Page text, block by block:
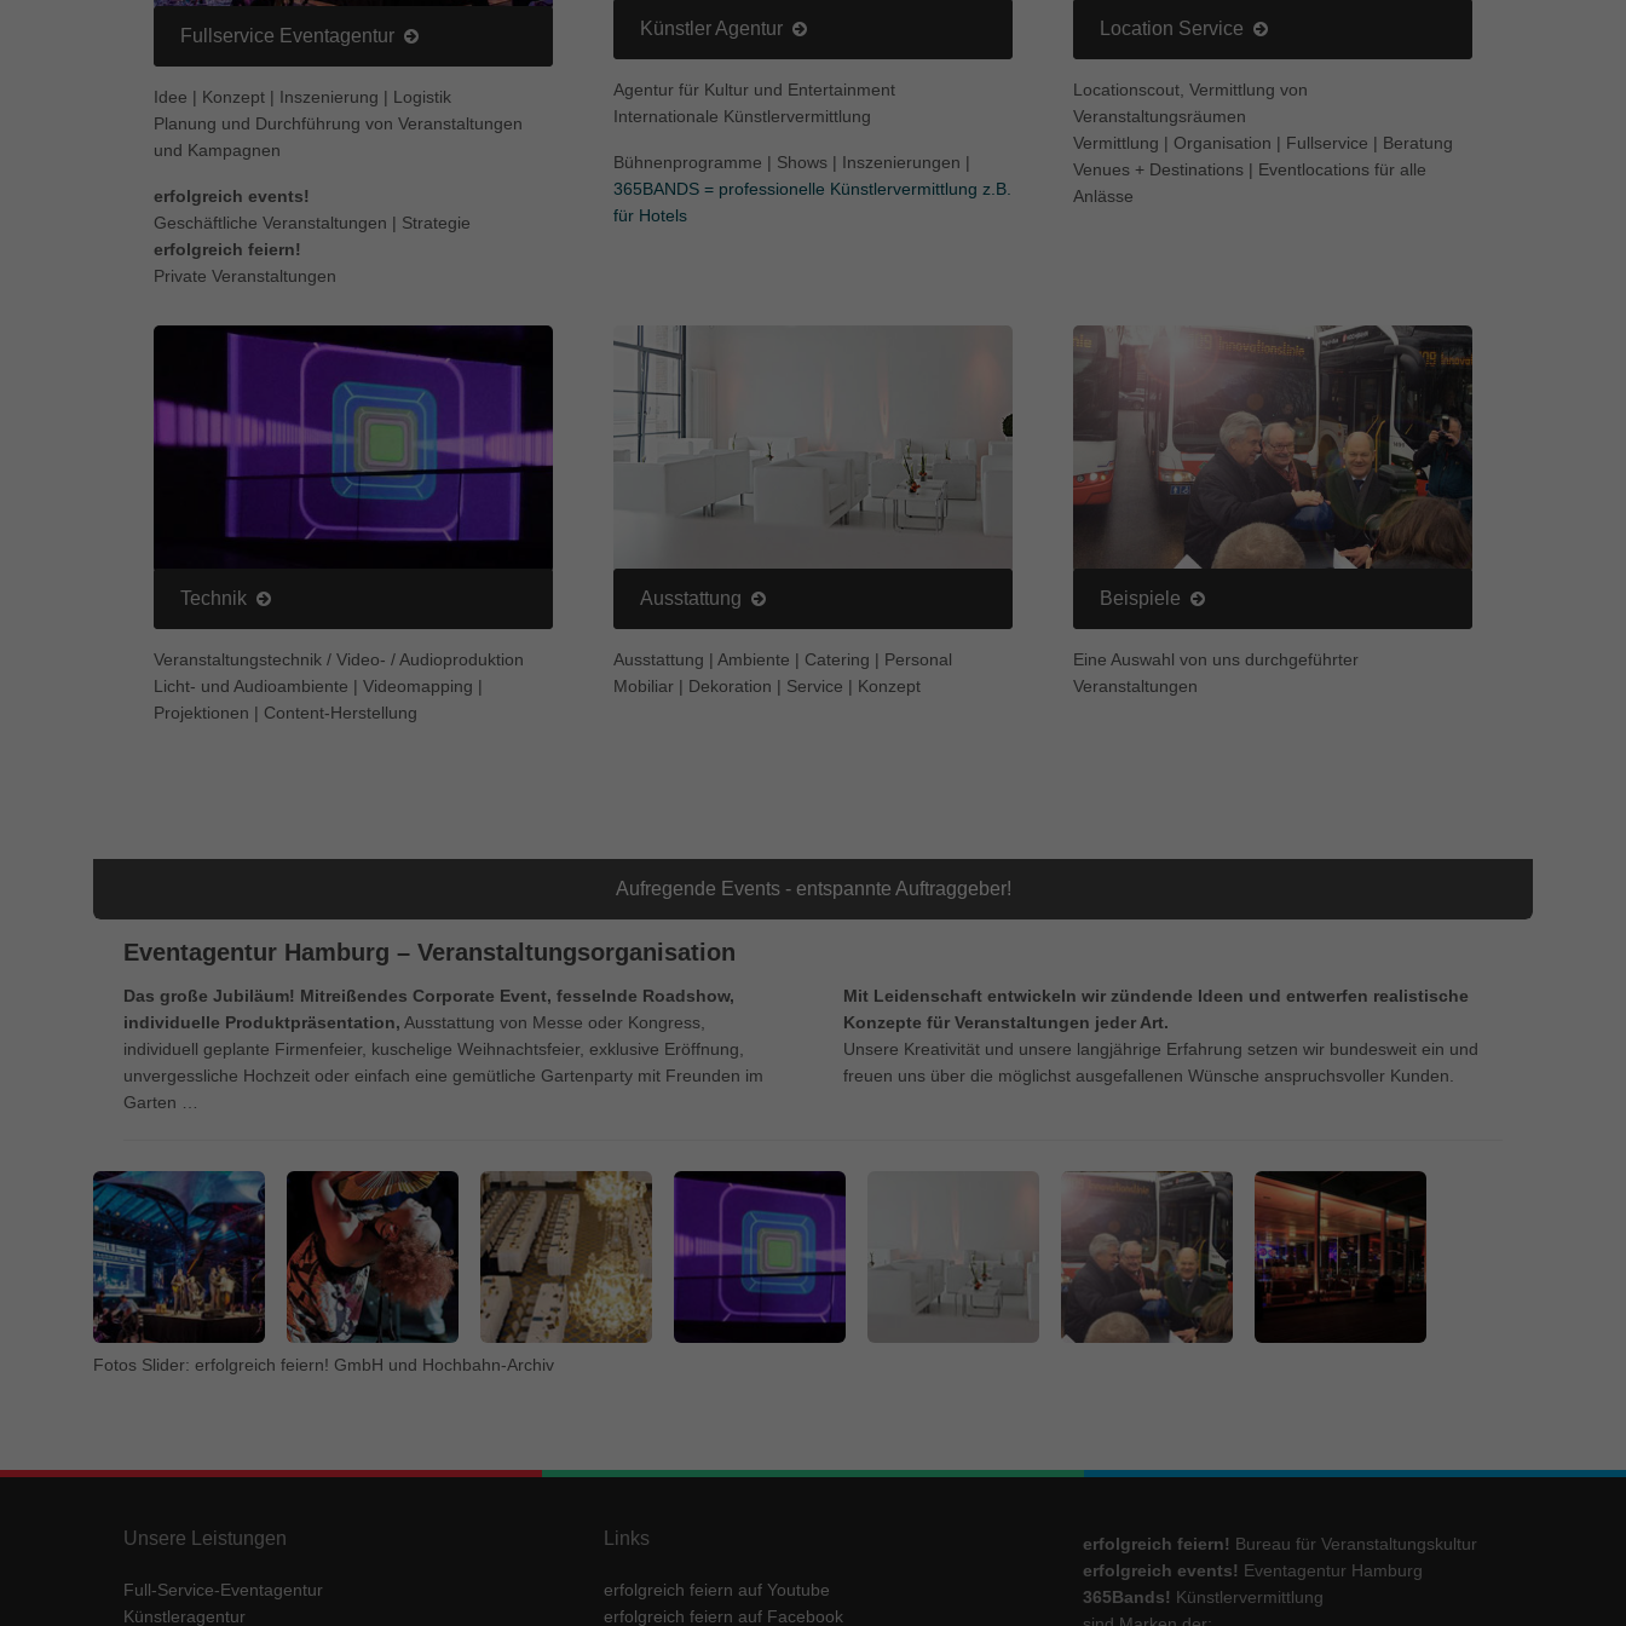
Fullservice Eventagentur
Idee | Konzept | Inszenierung | Logistik
Planung und Durchführung von Veranstaltungen
und Kampagnen
erfolgreich events!
Geschäftliche Veranstaltungen | Strategie
erfolgreich feiern!
Private Veranstaltungen
Künstler Agentur
Agentur für Kultur und Entertainment
Internationale Künstlervermittlung
Bühnenprogramme | Shows | Inszenierungen |
365BANDS = professionelle Künstlervermittlung z.B.
für Hotels
Location Service
Locationscout, Vermittlung von
Veranstaltungsräumen
Vermittlung | Organisation | Fullservice | Beratung
Venues + Destinations | Eventlocations für alle
Anlässe
Technik
Veranstaltungstechnik / Video- / Audioproduktion
Licht- und Audioambiente | Videomapping |
Projektionen | Content-Herstellung
Ausstattung
Ausstattung | Ambiente | Catering | Personal
Mobiliar | Dekoration | Service | Konzept
Beispiele
Eine Auswahl von uns durchgeführter
Veranstaltungen
Aufregende Events - entspannte Auftraggeber!
Eventagentur Hamburg – Veranstaltungsorganisation
Das große Jubiläum! Mitreißendes Corporate Event, fesselnde Roadshow,
individuelle Produktpräsentation, Ausstattung von Messe oder Kongress,
individuell geplante Firmenfeier, kuschelige Weihnachtsfeier, exklusive Eröffnung,
unvergessliche Hochzeit oder einfach eine gemütliche Gartenparty mit Freunden im
Garten …
Mit Leidenschaft entwickeln wir zündende Ideen und entwerfen realistische
Konzepte für Veranstaltungen jeder Art.
Unsere Kreativität und unsere langjährige Erfahrung setzen wir bundesweit ein und
freuen uns über die möglichst ausgefallenen Wünsche anspruchsvoller Kunden.
Fotos Slider: erfolgreich feiern! GmbH und Hochbahn-Archiv
Unsere Leistungen
Full-Service-Eventagentur
Künstleragentur
Links
erfolgreich feiern auf Youtube
erfolgreich feiern auf Facebook
erfolgreich feiern! Bureau für Veranstaltungskultur
erfolgreich events! Eventagentur Hamburg
365Bands! Künstlervermittlung